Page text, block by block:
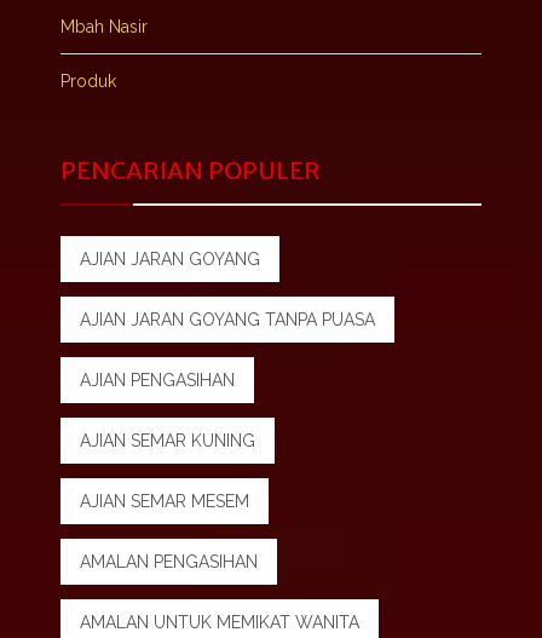
Mbah Nasir
Produk
PENCARIAN POPULER
AJIAN JARAN GOYANG
AJIAN JARAN GOYANG TANPA PUASA
AJIAN PENGASIHAN
AJIAN SEMAR KUNING
AJIAN SEMAR MESEM
AMALAN PENGASIHAN
AMALAN UNTUK MEMIKAT WANITA